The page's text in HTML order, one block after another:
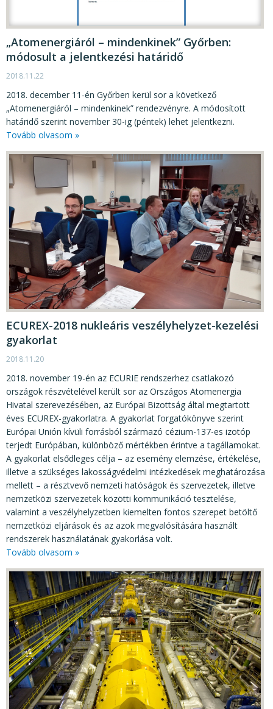
JOGI SZABÁLYOZÁS, ÚTMUTATÓK
KIADVÁNYOK, JELENTÉSEK
NYOMTATVÁNYOK, SZOFTVEREK
E-ÜGYINTÉZÉS
„Atomenergiáról – mindenkinek” Győrben:
módosult a jelentkezési határidő
2018.11.22
2018. december 11-én Győrben kerül sor a következő
„Atomenergiáról – mindenkinek” rendezvényre. A módosított
határidő szerint november 30-ig (péntek) lehet jelentkezni.
Tovább olvasom »
ECUREX-2018 nukleáris veszélyhelyzet-kezelési
gyakorlat
2018.11.20
2018. november 19-én az ECURIE rendszerhez csatlakozó
országok részvételével került sor az Országos Atomenergia
Hivatal szerevezésében, az Európai Bizottság által megtartott
éves ECUREX-gyakorlatra. A gyakorlat forgatókönyve szerint
Európai Unión kívüli forrásból származó cézium-137-es izotóp
terjedt Európában, különböző mértékben érintve a tagállamokat.
A gyakorlat elsődleges célja – az esemény elemzése, értékelése,
illetve a szükséges lakosságvédelmi intézkedések meghatározása
mellett – a résztvevő nemzeti hatóságok és szervezetek, illetve
nemzetközi szervezetek közötti kommunikáció tesztelése,
valamint a veszélyhelyzetben kiemelten fontos szerepet betöltő
nemzetközi eljárások és az azok megvalósítására használt
rendszerek használatának gyakorlása volt.
Tovább olvasom »